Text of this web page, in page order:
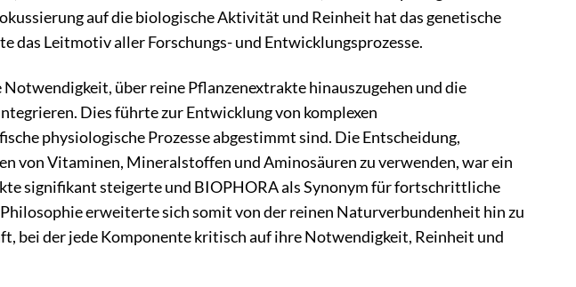
auf die biologische Aktivität und Reinheit hat das genetische
das Leitmotiv aller Forschungs- und Entwicklungsprozesse.
über reine Pflanzenextrakte hinauszugehen und die
Dies führte zur Entwicklung von komplexen
physiologische Prozesse abgestimmt sind. Die Entscheidung,
von Vitaminen, Mineralstoffen und Aminosäuren zu verwenden, war ein
signifikant steigerte und BIOPHORA als Synonym für fortschrittliche
erweiterte sich somit von der reinen Naturverbundenheit hin zu
bei der jede Komponente kritisch auf ihre Notwendigkeit, Reinheit und